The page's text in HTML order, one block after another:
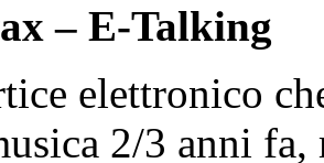
– E-Talking
elettronico
2/3 anni fa,